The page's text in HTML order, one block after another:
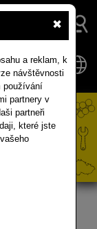
✖
a reklam, k
návštěvnosti
používání
partnery v
partneři
které jste
Jarní
v